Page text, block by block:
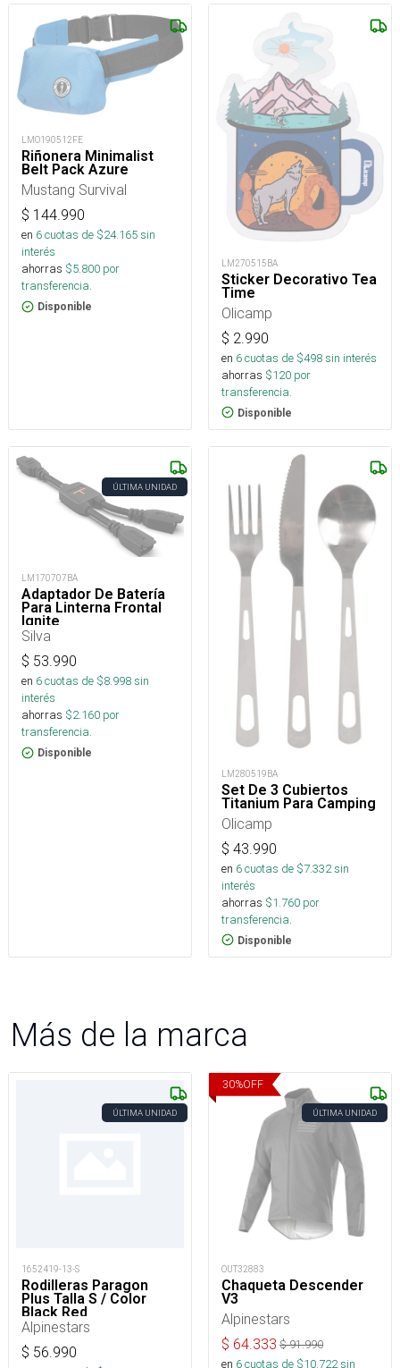
LMO190512FE
Riñonera Minimalist
Belt Pack Azure
Mustang Survival
$ 144.990
en 6cuotas de $24.165sin
interés
ahorras $5.800 por
transferencia.
Disponible
LM270515BA
Sticker Decorativo Tea
Time
Olicamp
$ 2.990
en 6cuotas de $498sin interés
ahorras $120 por
transferencia.
Disponible
ÚLTIMA UNIDAD
LM170707BA
Adaptador De Batería
Para Linterna Frontal
Ignite
Silva
$ 53.990
en 6cuotas de $8.998sin
interés
ahorras $2.160 por
transferencia.
Disponible
LM280519BA
Set De 3 Cubiertos
Titanium Para Camping
Olicamp
$ 43.990
en 6cuotas de $7.332sin
interés
ahorras $1.760 por
transferencia.
Disponible
Más de la marca
ÚLTIMA UNIDAD
1652419-13-S
Rodilleras Paragon
Plus Talla S / Color
Black Red
Alpinestars
$ 56.990
30%OFF
ÚLTIMA UNIDAD
OUT32883
Chaqueta Descender
V3
Alpinestars
$ 64.333 $91.990
en 6cuotas de $10.722sin